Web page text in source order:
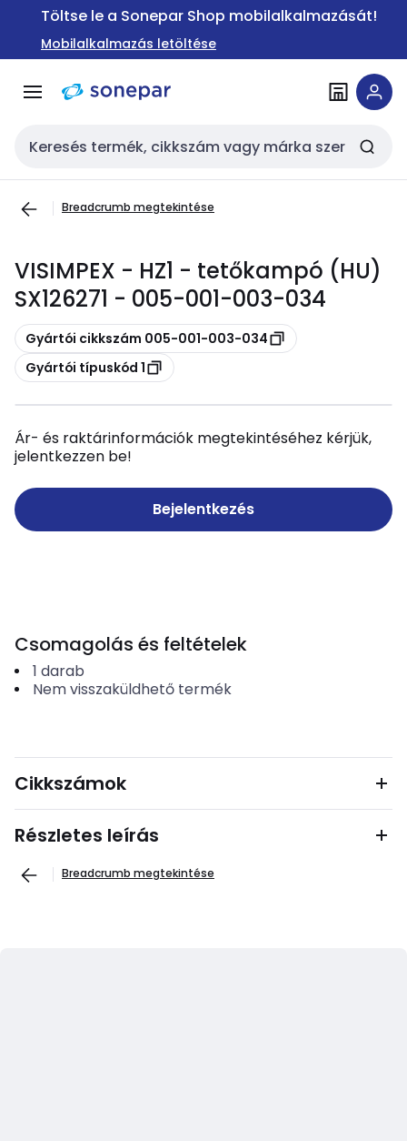
Ugrás a
Ugrás a
tartalomra
Töltse le a Sonepar Shop mobilalkalmazását!
Mobilalkalmazás letöltése
Keresési bemenet
Breadcrumb megtekintése
VISIMPEX - HZ1 - tetőkampó (HU)
SX126271 - 005-001-003-034
Másolás
Gyártói cikkszám 005-001-003-034
Másolás
Gyártói típuskód 1
Ár- és raktárinformációk megtekintéséhez kérjük,
jelentkezzen be!
Bejelentkezés
Csomagolás és feltételek
1 darab
Nem visszaküldhető termék
Cikkszámok
Részletes leírás
Breadcrumb megtekintése